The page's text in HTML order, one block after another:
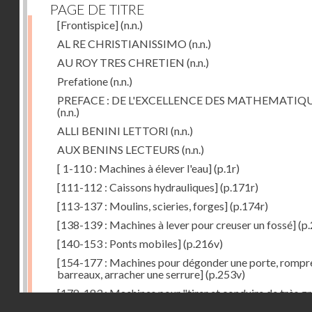
PAGE DE TITRE
[Frontispice](n.n.)
AL RE CHRISTIANISSIMO (n.n.)
AU ROY TRES CHRETIEN (n.n.)
Prefatione(n.n.)
PREFACE : DE L'EXCELLENCE DES
(n.n.)
ALLI BENINI LETTORI (n.n.)
AUX BENINS LECTEURS (n.n.)
[ 1-110 : Machines à élever l'eau](p.1r)
[111-112 : Caissons hydrauliques](p.171r)
[113-137 : Moulins, scieries, forges](p.174r)
[138-139 : Machines à lever pour creuser un fossé]
[140-153 : Ponts mobiles](p.216v)
[154-177 : Machines pour dégonder une porte,
barreaux, arracher une serrure](p.253v)
[178-183 : Machines pour "tirer et conduire de très